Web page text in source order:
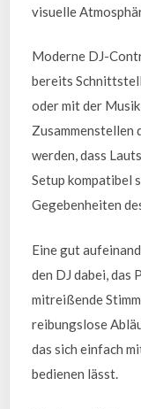
visuelle
Moderne DJ-
bereits
oder mit der
Zusammenstellen
werden, dass
Setup kompatibel
Gegebenheiten
Eine gut
den DJ dabei, das
mitreißende
reibungslose
das sich einfach
bedienen lässt.